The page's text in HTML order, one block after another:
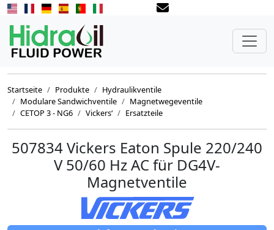
Startseite Produkte
Hydraulikventile
Modulare Sandwichventile
Magnetwegeventile
CETOP 3 - NG6
Vickers‘ Ersatzteile
507834 Vickers Eaton Spule 220/240
V 50/60 Hz AC für DG4V-
Magnetventile